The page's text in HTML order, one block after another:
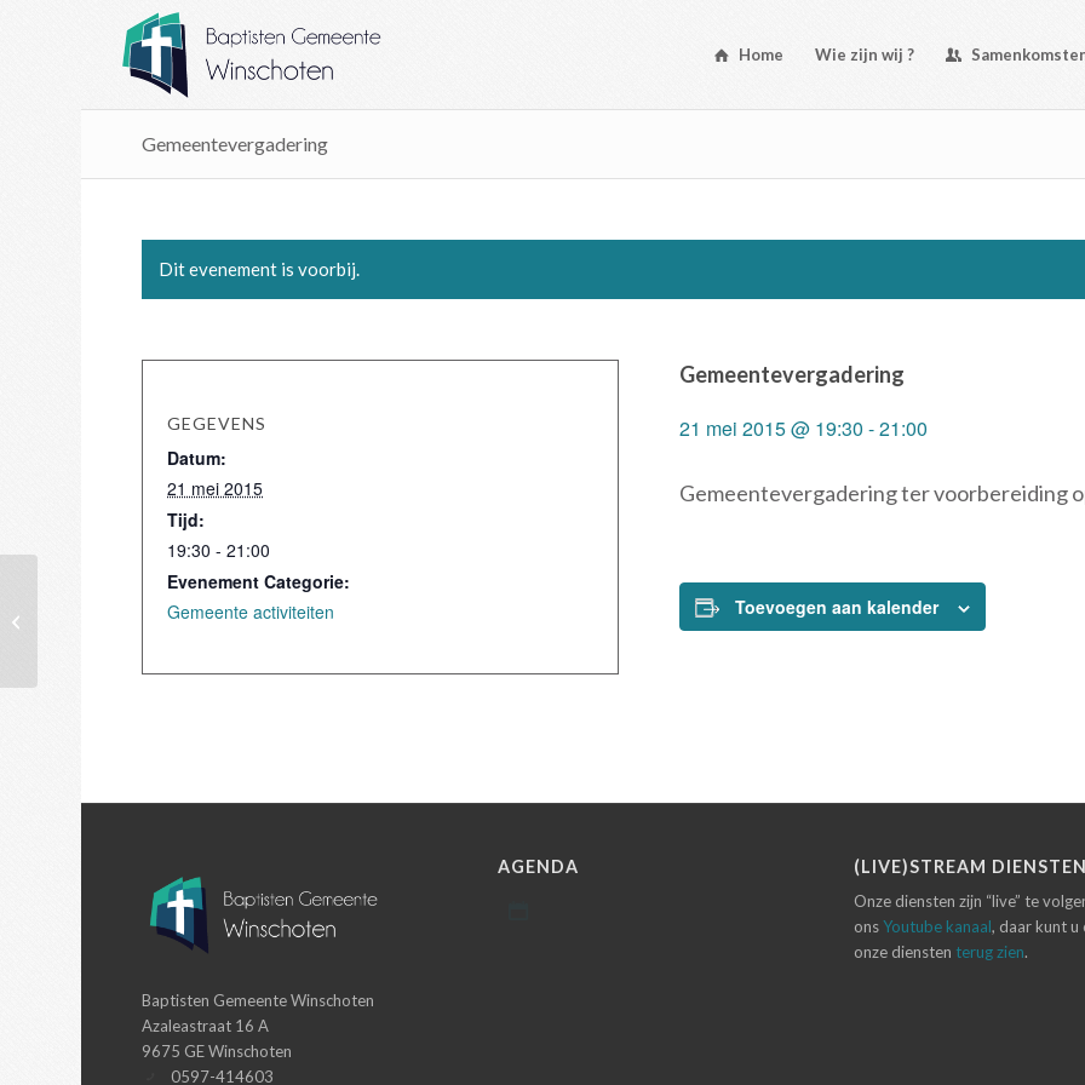
Home Wie zijn wij ?
Gemeentevergadering
Dit evenement is voorbij.
Gemeentevergadering
21 mei 2015 @ 19:30 -21:00
Gemeentevergadering ter voorbereiding
Toevoegen aan kalender
GEGEVENS
Datum:
21 mei 2015
Tijd:
19:30 - 21:00
Evenement Categorie:
Gemeente activiteiten
Baptisten Gemeente Winschoten
Azaleastraat 16 A
9675 GE Winschoten
0597-414603
AGENDA (LIVE)STREAM DIENSTEN
Onze diensten zijn “live” te
onsYoutube kanaal, daar kunt u
onze diensten terug zien.